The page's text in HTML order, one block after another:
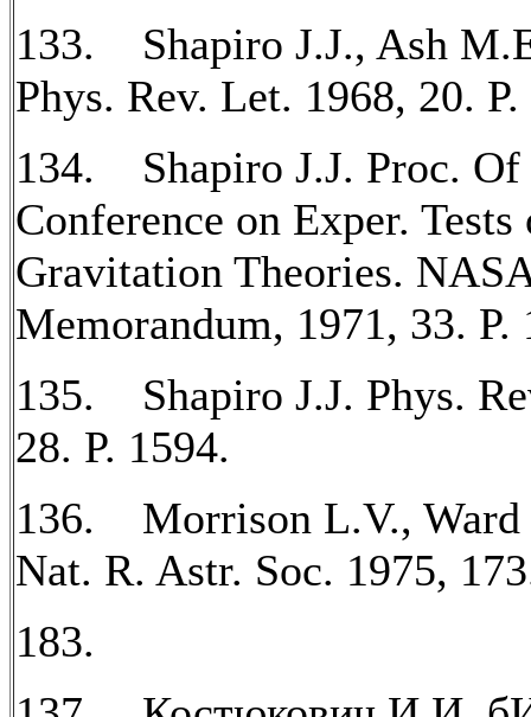
133. Shapiro J.J., Ash
Phys. Rev. Let. 1968, 20.
134. Shapiro J.J. Proc. Of
Conference on Exper. Tests
Gravitation Theories.
Memorandum, 1971, 33. P.
135. Shapiro J.J. Phys.
28. P. 1594.
136. Morrison L.V., Ward
Nat. R. Astr. Soc. 1975,
183.